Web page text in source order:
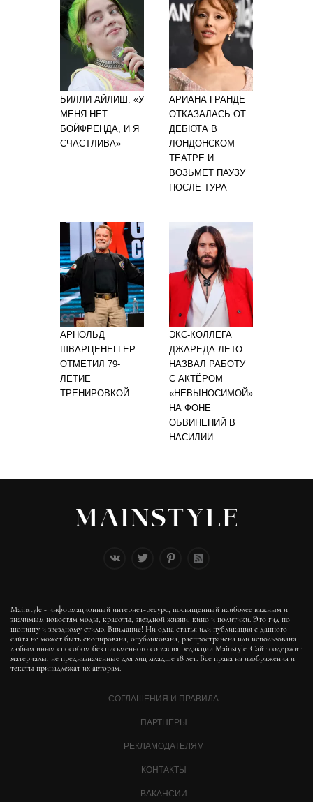
БИЛЛИ АЙЛИШ: «У
МЕНЯ НЕТ
БОЙФРЕНДА, И Я
СЧАСТЛИВА»
АРИАНА ГРАНДЕ
ОТКАЗАЛАСЬ ОТ
ДЕБЮТА В
ЛОНДОНСКОМ
ТЕАТРЕ И
ВОЗЬМЕТ ПАУЗУ
ПОСЛЕ ТУРА
АРНОЛЬД
ШВАРЦЕНЕГГЕР
ОТМЕТИЛ 79-
ЛЕТИЕ
ТРЕНИРОВКОЙ
ЭКС-КОЛЛЕГА
ДЖАРЕДА ЛЕТО
НАЗВАЛ РАБОТУ
С АКТЁРОМ
«НЕВЫНОСИМОЙ»
НА ФОНЕ
ОБВИНЕНИЙ В
НАСИЛИИ
Mainstyle - информационный интернет-ресурс, посвященный наиболее важным и
значимым новостям моды, красоты, звездной жизни, кино и политики. Это гид по
шопингу и звездному стилю. Внимание! Ни одна статья или публикация с данного
сайта не может быть скопирована, опубликована, распространена или использована
любым иным способом без письменного согласия редакции Mainstyle. Сайт содержит
материалы, не предназначенные для лиц младше 18 лет. Все права на изображения и
тексты принадлежат их авторам.
СОГЛАШЕНИЯ И ПРАВИЛА
ПАРТНЁРЫ
РЕКЛАМОДАТЕЛЯМ
КОНТАКТЫ
ВАКАНСИИ